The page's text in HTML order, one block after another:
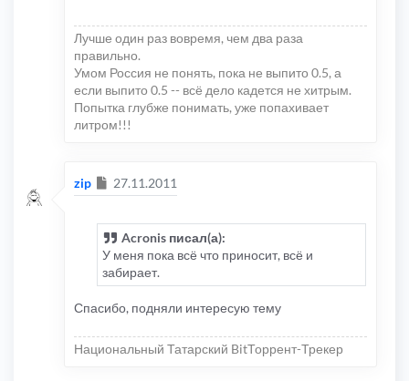
Лучше один раз вовремя, чем два раза
правильно.
Умом Россия не понять, пока не выпито 0.5, а
если выпито 0.5 -- всё дело кадется не хитрым.
Попытка глубже понимать, уже попахивает
литром!!!
zip Сообщение
27.11.2011
Acronis писал(а):
У меня пока всё что приносит, всё и
забирает.
Спасибо, подняли интересую тему
Национальный Татарский BitТоррент-Трекер